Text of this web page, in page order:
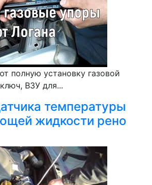
полную установку газовой
ВЗУ для...
температуры
жидкости рено